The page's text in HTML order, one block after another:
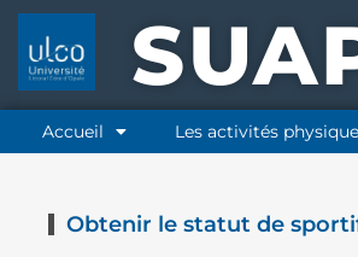
Accueil Les activités
Obtenir le statut de